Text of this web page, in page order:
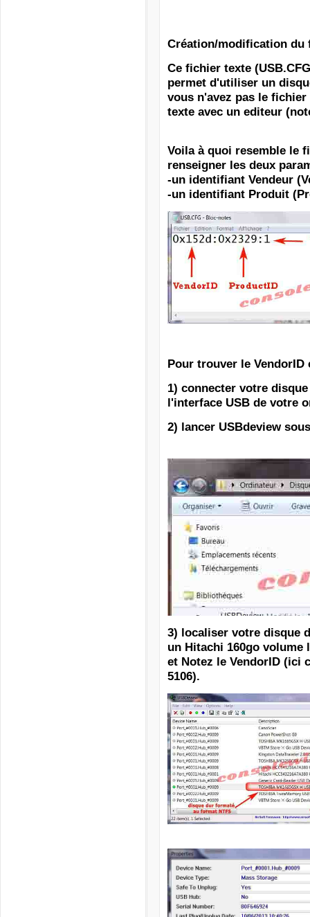
Création/modification du
Ce fichier texte
permet d'utiliser un
vous n'avez pas le
texte avec un editeur
Voila à quoi resemble le
renseigner les deux
-un identifiant Vendeur
-un identifiant Produit
Pour trouver le
1) connecter votre
l'interface USB de votre
2) lancer USBdeview
3) localiser votre disque
un Hitachi 160go volume
et Notez le VendorID (ici
5106).